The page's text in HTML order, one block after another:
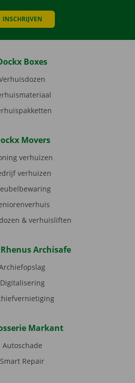
INSCHRIJVEN
Boxes
Movers
verhuizen
verhuizen
& verhuisliften
Archisafe
Digitalisering
Markant
Autoschade
Smart Repair